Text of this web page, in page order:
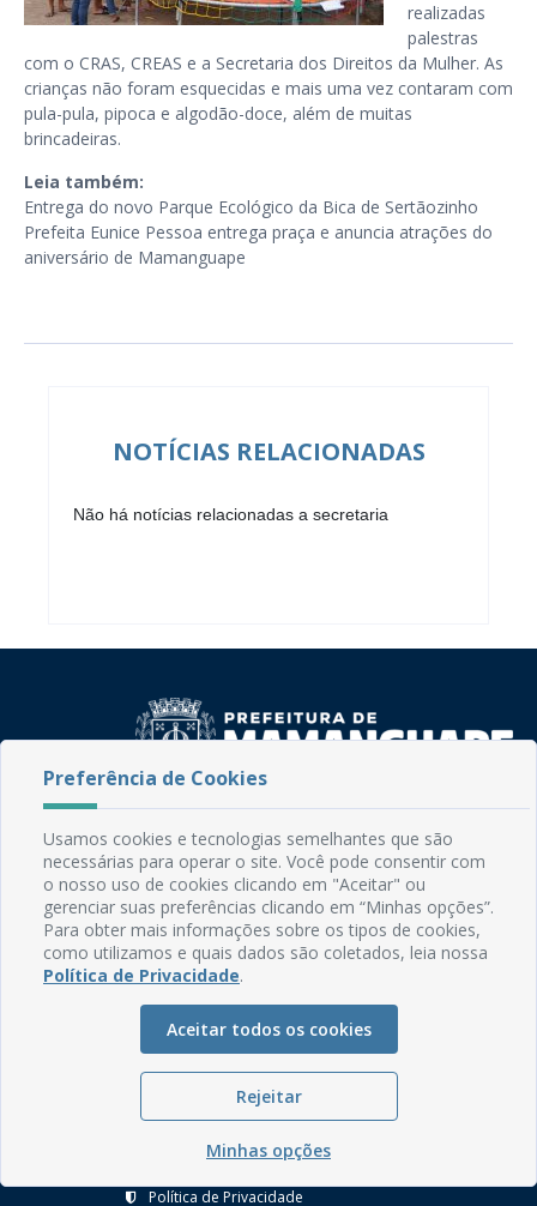
realizadas
palestras
com o CRAS, CREAS e a Secretaria dos Direitos da Mulher. As
crianças não foram esquecidas e mais uma vez contaram com
pula-pula, pipoca e algodão-doce, além de muitas
brincadeiras.
Leia também:
Entrega do novo Parque Ecológico da Bica de Sertãozinho
Prefeita Eunice Pessoa entrega praça e anuncia atrações do
aniversário de Mamanguape
NOTÍCIAS RELACIONADAS
Não há notícias relacionadas a secretaria
CEP: 58.280-000 - Mamanguape/PB
Fone: (83) 3292-2246
Email: comunicacao@mamanguape.pb.gov.br
Expediente: Segunda à Sexta, das 08h às 13h
Mapa do Site
Manual de Navegação
Glossário
Ouvidoria
Serviços Internos
Política de Privacidade
Preferência de Cookies
Usamos cookies e tecnologias semelhantes que são
necessárias para operar o site. Você pode consentir com
o nosso uso de cookies clicando em "Aceitar" ou
gerenciar suas preferências clicando em “Minhas opções”.
Para obter mais informações sobre os tipos de cookies,
como utilizamos e quais dados são coletados, leia nossa
Política de Privacidade.
Aceitar todos os cookies
Rejeitar
Minhas opções